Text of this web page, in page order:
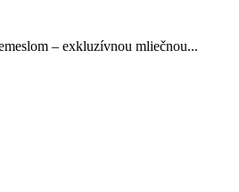
– exkluzívnou mliečnou...